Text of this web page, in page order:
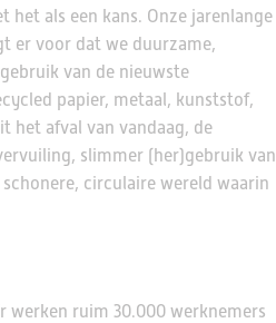
als een kans. Onze jarenlange
er voor dat we duurzame,
van de nieuwste
papier, metaal, kunststof,
het afval van vandaag, de
slimmer (her)gebruik van
circulaire wereld waarin
werken ruim 30.000 werknemers